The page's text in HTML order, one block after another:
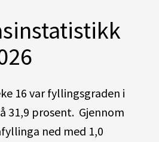
16 var fyllingsgraden i
31,9 prosent. Gjennom
ned med 1,0